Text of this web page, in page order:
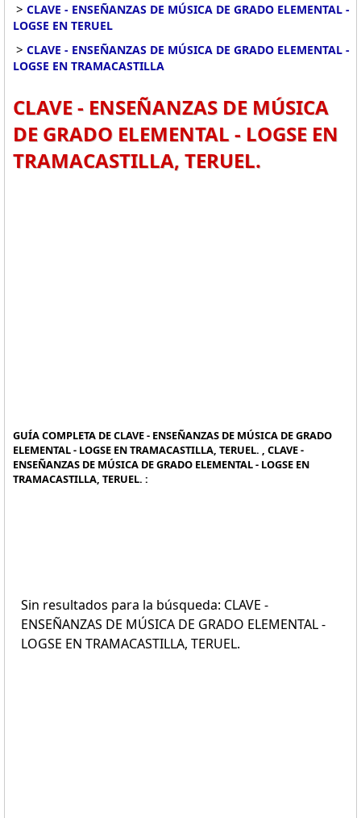
> CLAVE - ENSEÑANZAS DE MÚSICA DE GRADO ELEMENTAL -
LOGSE EN TERUEL
> CLAVE - ENSEÑANZAS DE MÚSICA DE GRADO ELEMENTAL -
LOGSE EN TRAMACASTILLA
CLAVE - ENSEÑANZAS DE MÚSICA
DE GRADO ELEMENTAL - LOGSE EN
TRAMACASTILLA, TERUEL.
GUÍA COMPLETA DE CLAVE - ENSEÑANZAS DE MÚSICA DE GRADO
ELEMENTAL - LOGSE EN TRAMACASTILLA, TERUEL. , CLAVE -
ENSEÑANZAS DE MÚSICA DE GRADO ELEMENTAL - LOGSE EN
TRAMACASTILLA, TERUEL. :
Sin resultados para la búsqueda: CLAVE -
ENSEÑANZAS DE MÚSICA DE GRADO ELEMENTAL -
LOGSE EN TRAMACASTILLA, TERUEL.